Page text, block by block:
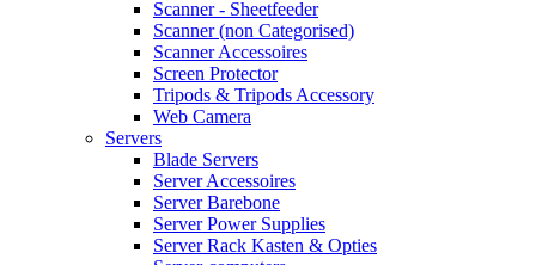
Scanner - Sheetfeeder
Scanner (non Categorised)
Scanner Accessoires
Screen Protector
Tripods & Tripods Accessory
Web Camera
Servers
Blade Servers
Server Accessoires
Server Barebone
Server Power Supplies
Server Rack Kasten & Opties